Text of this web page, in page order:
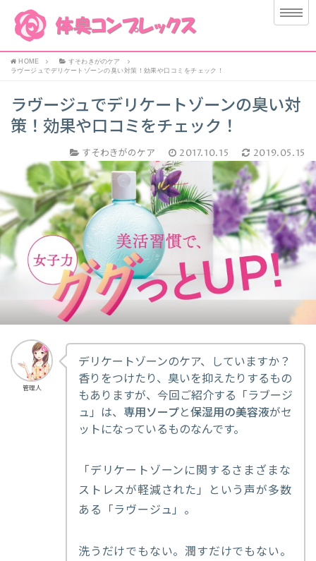
HOME
すそわきがのケア
ラヴージュでデリケートゾーンの臭い対策！効果や口コミをチェック！
ラヴージュでデリケートゾーンの臭い対
策！効果や口コミをチェック！
すそわきがのケア 2017.10.15 2019.05.15
管理人
デリケートゾーンのケア、していますか？
香りをつけたり、臭いを抑えたりするもの
もありますが、今回ご紹介する「ラブージ
ュ」は、 専用ソープと保湿用の美容液がセ
ットになっているものなんです。
「デリケートゾーンに関するさまざまな
ストレスが軽減された」という声が多数
ある「ラヴージュ」。
洗うだけでもない。潤すだけでもない。